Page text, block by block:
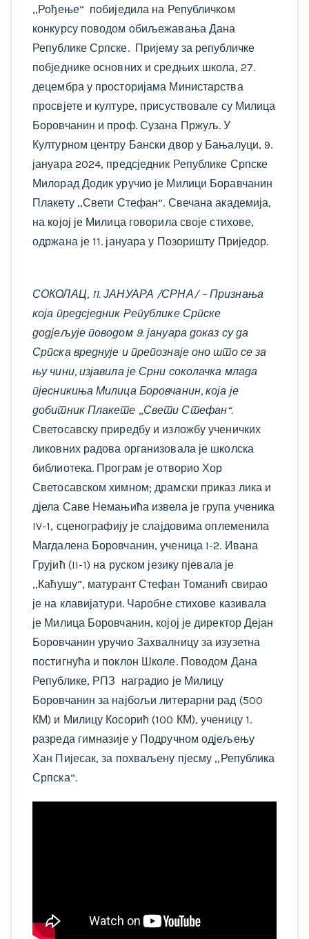
,,Рођење“ побиједила на Републичком
конкурсу поводом обиљежавања Дана
Републике Српске. Пријему за републичке
побједнике основних и средњих школа, 27.
децембра у просторијама Министарства
просвјете и културе, присуствовале су Милица
Боровчанин и проф. Сузана Пржуљ. У
Културном центру Бански двор у Бањалуци, 9.
јануара 2024, предсједник Републике Српске
Милорад Додик уручио је Милици Боравчанин
Плакету ,,Свети Стефан“. Свечана академија,
на којој је Милица говорила своје стихове,
одржана је 11. јануара у Позоришту Приједор.
СОКОЛАЦ, 11. ЈАНУАРА /СРНА/ – Признања
која предсједник Републике Српске
додјељује поводом 9. јануара доказ су да
Српска вреднује и препознаје оно што се за
њу чини, изјавила је Срни соколачка млада
пјесникиња Милица Боровчанин, која је
добитник Плакете „Свети Стефан“.
Светосавску приредбу и изложбу ученичких
ликовних радова организовала је школска
библиотека. Програм је отворио Хор
Светосавском химном; драмски приказ лика и
дјела Саве Немањића извела је група ученика
IV-1, сценографију је слајдовима оплеменила
Магдалена Боровчанин, ученица I-2. Ивана
Грујић (II-1) на руском језику пјевала је
,,Каћушу“, матурант Стефан Томанић свирао
је на клавијатури. Чаробне стихове казивала
је Милица Боровчанин, којој је директор Дејан
Боровчанин уручио Захвалницу за изузетна
постигнућа и поклон Школе. Поводом Дана
Републике, РПЗ наградио је Милицу
Боровчанин за најбољи литерарни рад (500
КМ) и Милицу Косорић (100 КМ), ученицу 1.
разреда гимназије у Подручном одјељењу
Хан Пијесак, за похваљену пјесму ,,Република
Српска“.